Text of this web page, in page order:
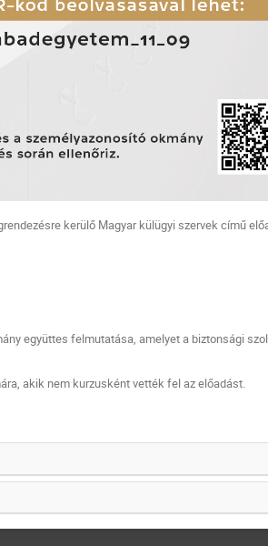
kerülő Magyar külügyi szervek című
együttes felmutatása, amelyet a biztonsági
akik nem kurzusként vették fel az előadást.